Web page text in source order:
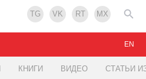
TG VK RT MX
КНИГИ ВИДЕО СТАТЬИ
EN